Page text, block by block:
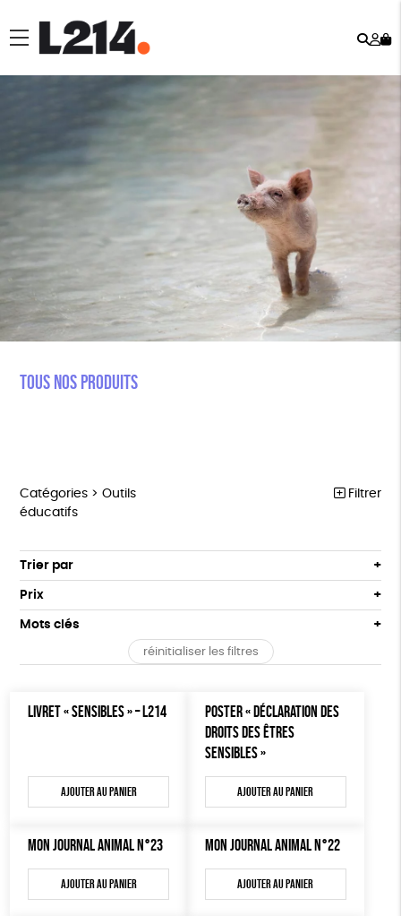
menu
Tous nos produits
Catégories > Outils
éducatifs
Filtrer
MARCHE POUR LA FERMETURE DES ABATTOIRS
OUTILS MILITANTS
TRACTS
CARTES
OUTILS ÉDUCATIFS
Trier par
Par défaut
Popularité
Prix : du - cher au + cher
Prix
Tous
50 € - 100 €
150 € - 200 €
Mots clés
OEKO-Tex, PETA approuved vegan
réinitialiser les filtres
LIVRET « SENSIBLES » – L214
Ajouter au panier
POSTER « DÉCLARATION DES
DROITS DES ÊTRES
SENSIBLES »
Ajouter au panier
MON JOURNAL ANIMAL N°23
Ajouter au panier
MON JOURNAL ANIMAL N°22
Ajouter au panier